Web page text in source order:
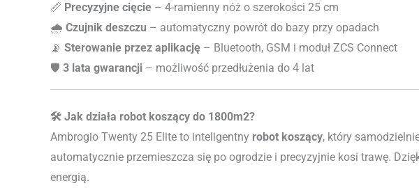
📏 Precyzyjne cięcie – 4-ramienny nóż o szerokości 25 cm
🌧 Czujnik deszczu – automatyczny powrót do bazy przy opadach
📡 Sterowanie przez aplikację – Bluetooth, GSM i moduł ZCS Connect
🛡️ 3 lata gwarancji – możliwość przedłużenia do 4 lat
🛠️ Jak działa robot koszący do 1800m2?
Ambrogio Twenty 25 Elite to inteligentny robot koszący, który
automatycznie przemieszcza się po ogrodzie i precyzyjnie kosi trawę.
energią.